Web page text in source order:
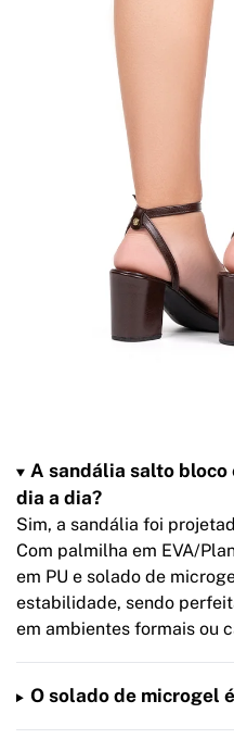
A sandália salto bloco
dia a dia?
Sim, a sandália foi
Com palmilha em EVA/
em PU e solado de
estabilidade, sendo
em ambientes formais ou
O solado de microgel